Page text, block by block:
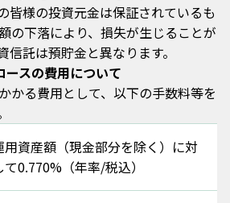
皆様の投資元金は保証されているも
の下落により、損失が生じることが
信託は預貯金と異なります。
スの費用について
かる費用として、以下の手数料等を
用資産額（現金部分を除く）に対
て0.770%（年率/税込）